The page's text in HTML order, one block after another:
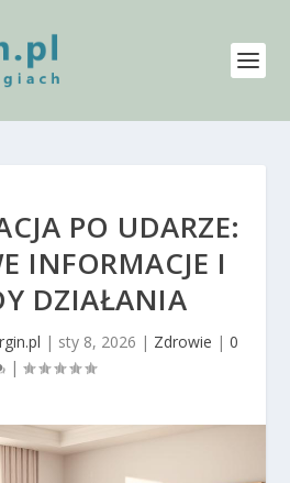
PO UDARZE:
INFORMACJE I
DZIAŁANIA
| sty 8, 2026 | Zdrowie | 0
|